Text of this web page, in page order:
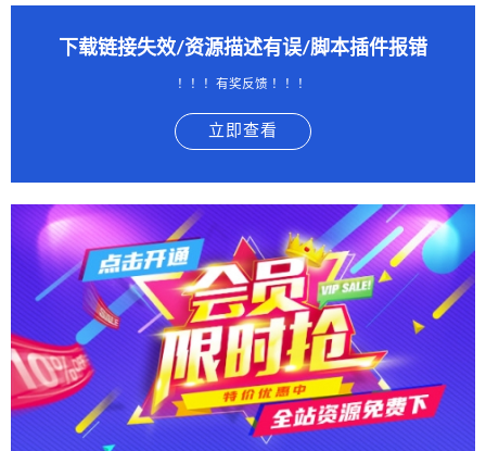
下载链接失效/资源描述有误/脚本插件报错
！！！有奖反馈 ！！！
立即查看